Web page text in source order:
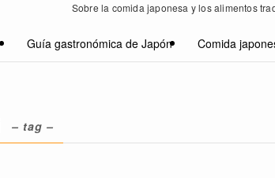
Sobre la comida japonesa y los alimentos
Guía gastronómica de Japón Comida
– tag –